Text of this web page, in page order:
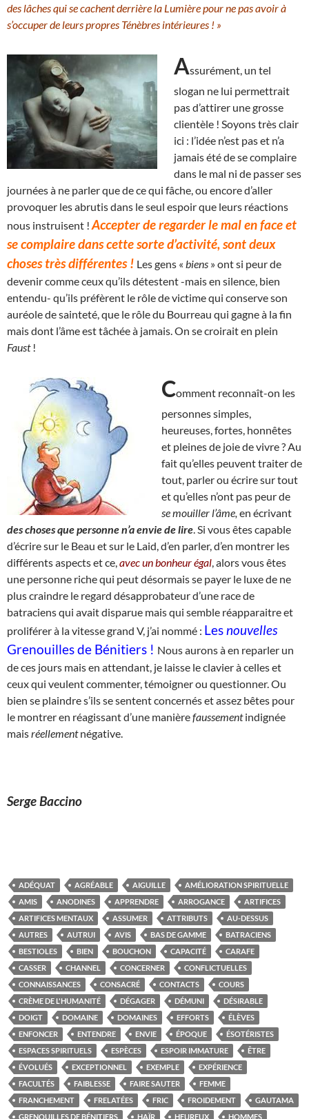
des lâches qui se cachent derrière la Lumière pour ne pas avoir à
s’occuper de leurs propres Ténèbres intérieures ! »
Assurément, un tel
slogan ne lui permettrait
pas d’attirer une grosse
clientèle ! Soyons très clair
ici : l’idée n’est pas et n’a
jamais été de se complaire
dans le mal ni de passer ses
journées à ne parler que de ce qui fâche, ou encore d’aller
provoquer les abrutis dans le seul espoir que leurs réactions
nous instruisent ! Accepter de regarder le mal en face et
se complaire dans cette sorte d’activité, sont deux
choses très différentes ! Les gens « biens » ont si peur de
devenir comme ceux qu’ils détestent -mais en silence, bien
entendu- qu’ils préfèrent le rôle de victime qui conserve son
auréole de sainteté, que le rôle du Bourreau qui gagne à la fin
mais dont l’âme est tâchée à jamais. On se croirait en plein
Faust!
Comment reconnaît-on les
personnes simples,
heureuses, fortes, honnêtes
et pleines de joie de vivre ? Au
fait qu’elles peuvent traiter de
tout, parler ou écrire sur tout
et qu’elles n’ont pas peur de
semouiller l’âme, en écrivant
des choses que personne n’a envie de lire . Si vous êtes capable
d’écrire sur le Beau et sur le Laid, d’en parler, d’en montrer les
différents aspects et ce, avec un bonheur égal , alors vous êtes
une personne riche qui peut désormais se payer le luxe de ne
plus craindre le regard désapprobateur d’une race de
batraciens qui avait disparue mais qui semble réapparaitre et
proliférer à la vitesse grand V, j’ai nommé : Lesnouvelles
Grenouilles de Bénitiers ! Nous aurons à en reparler un
de ces jours mais en attendant, je laisse le clavier à celles et
ceux qui veulent commenter, témoigner ou questionner. Ou
bien se plaindre s’ils se sentent concernés et assez bêtes pour
le montrer en réagissant d’une manièrefaussementindignée
maisréellementnégative.
Serge Baccino
ADÉQUAT AGRÉABLE AIGUILLE
AMÉLIORATION SPIRITUELLE
AMIS
ANODINES APPRENDRE ARROGANCE
ARTIFICES
ARTIFICES MENTAUX
ASSUMER ATTRIBUTS
AU-DESSUS
AUTRES
AUTRUI AVIS BAS DE GAMME
BATRACIENS
BESTIOLES
BIEN BOUCHON CAPACITÉ
CARAFE
CASSER
CHANNEL CONCERNER
CONFLICTUELLES
CONNAISSANCES
CONSACRÉ CONTACTS
COURS
CRÈME DE L'HUMANITÉ
DÉGAGER DÉMUNI
DÉSIRABLE
DOIGT
DOMAINE DOMAINES EFFORTS
ÉLÈVES
ENFONCER
ENTENDRE ENVIE ÉPOQUE
ÉSOTÉRISTES
ESPACES SPIRITUELS
ESPÈCES ESPOIR IMMATURE
ÊTRE
ÉVOLUÉS
EXCEPTIONNEL EXEMPLE
EXPÉRIENCE
FACULTÉS
FAIBLESSE FAIRE SAUTER
FEMME
FRANCHEMENT
FRELATÉES FRIC FROIDEMENT
GAUTAMA
GRENOUILLES DE BÉNITIERS
HAÏR HEUREUX HOMMES